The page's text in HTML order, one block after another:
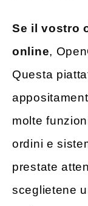
Se il vostro
online,
Questa
molte
ordini e
prestate
sceglietene